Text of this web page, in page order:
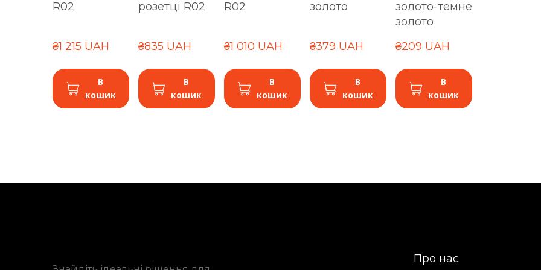
R02
₴1 215 UAH
В
кошик
розетці R02
₴835 UAH
В
кошик
R02
₴1 010 UAH
В
кошик
золото
₴379 UAH
В
кошик
золото-темне
золото
₴209 UAH
В
кошик
Про нас